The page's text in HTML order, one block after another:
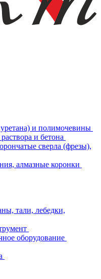
и полимочевины
и бетона
сверла (фрезы),
алмазные коронки
тали, лебедки,
оборудование